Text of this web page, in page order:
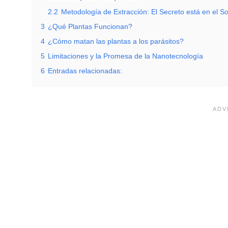
2.2 Metodología de Extracción: El Secreto está en el
3 ¿Qué Plantas Funcionan?
4 ¿Cómo matan las plantas a los parásitos?
5 Limitaciones y la Promesa de la Nanotecnología
6 Entradas relacionadas: